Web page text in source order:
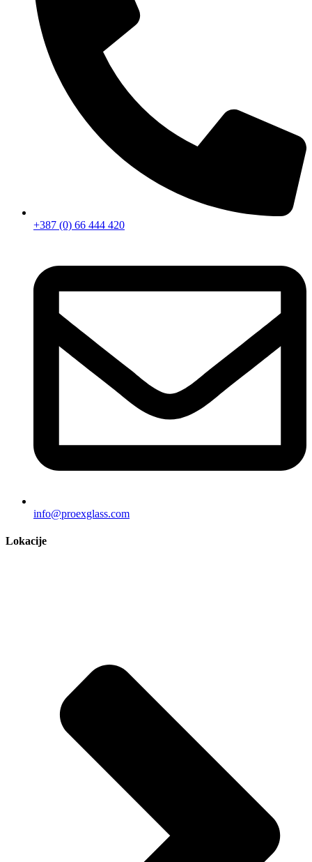
+387 (0) 66 444 420
info@proexglass.com
Lokacije